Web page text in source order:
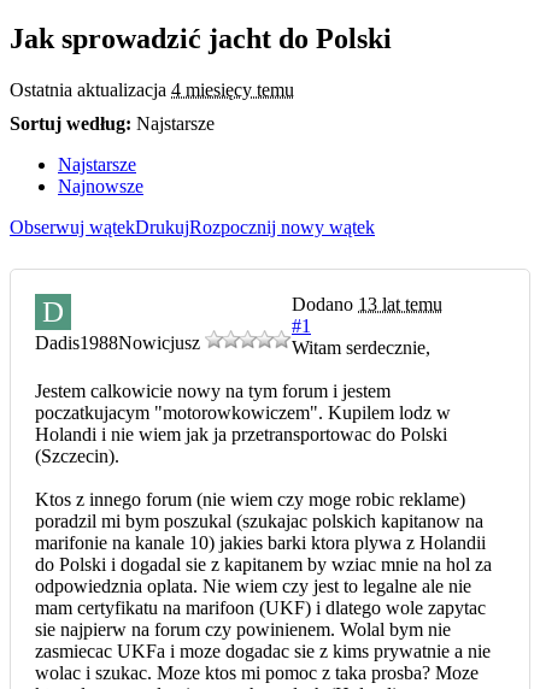
Jak sprowadzić jacht do Polski
Ostatnia aktualizacja 4 miesięcy temu
Sortuj według: Najstarsze
Najstarsze
Najnowsze
Obserwuj wątekDrukujRozpocznij nowy wątek
D
Dadis1988Nowicjusz
Dodano 13 lat temu
#1
Witam serdecznie,
Jestem calkowicie nowy na tym forum i jestem
poczatkujacym "motorowkowiczem". Kupilem lodz w
Holandi i nie wiem jak ja przetransportowac do Polski
(Szczecin).
Ktos z innego forum (nie wiem czy moge robic reklame)
poradzil mi bym poszukal (szukajac polskich kapitanow na
marifonie na kanale 10) jakies barki ktora plywa z Holandii
do Polski i dogadal sie z kapitanem by wziac mnie na hol za
odpowiedznia oplata. Nie wiem czy jest to legalne ale nie
mam certyfikatu na marifoon (UKF) i dlatego wole zapytac
sie najpierw na forum czy powinienem. Wolal bym nie
zasmiecac UKFa i moze dogadac sie z kims prywatnie a nie
wolac i szukac. Moze ktos mi pomoc z taka prosba? Moze